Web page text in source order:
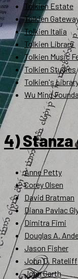
Tolkien Estate
Tolkien
Tolkien Italia
Tolkien Library
Tolkien Music
Tolkien Studies
Tolkien's
Wu Ming
4)
Anne Petty
Corey Olsen
David Bratman
Diana Pavlac
Dimitra Fimi
Douglas A.
Jason Fisher
John D. Rateliff
John Garth